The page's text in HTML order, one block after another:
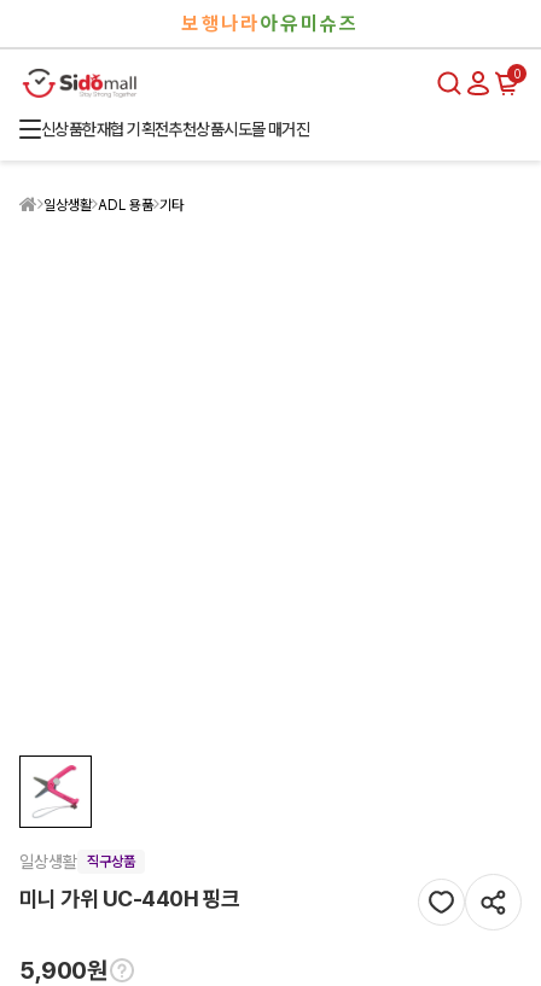
보행나라아유미슈즈
0
신상품한재협 기획전추천상품시도몰 매거진
일상생활 ADL 용품 기타
일상생활 직구상품
미니 가위 UC-440H 핑크
5,900원